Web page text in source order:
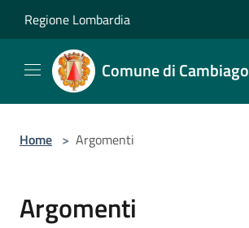
Regione Lombardia
Comune di Cambiago
Home > Argomenti
Argomenti